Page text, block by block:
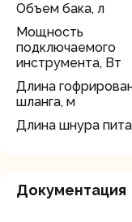
Объем бака, л
Мощность
подключаемого
инструмента, Вт
Длина
шланга, м
Длина шнура
Документация